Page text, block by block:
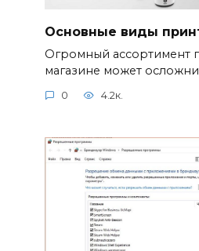
Основные виды
Огромный ассортимент
магазине может
0 4.2к.